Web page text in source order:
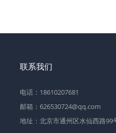
联系我们
电话：18610207681
邮箱：626530724@qq.com
地址：北京市通州区水仙西路99